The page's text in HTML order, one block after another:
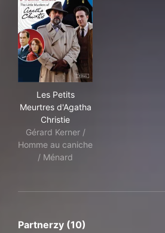
Les Petits
Meurtres d'Agatha
Christie
Gérard Kerner /
Homme au caniche
/ Ménard
Partnerzy (10)